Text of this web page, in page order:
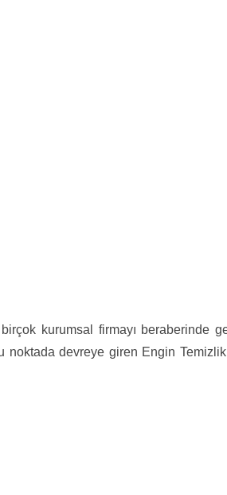
kurumsal firmayı beraberinde
devreye giren Engin